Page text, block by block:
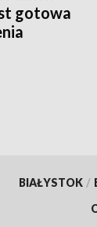
gotowa
BIAŁYSTOK /